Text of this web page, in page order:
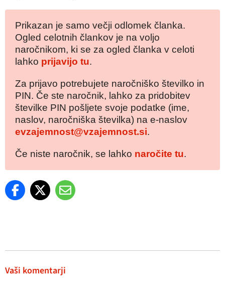
Prikazan je samo večji odlomek članka.
Ogled celotnih člankov je na voljo
naročnikom, ki se za ogled članka v celoti
lahko prijavijo tu.
Za prijavo potrebujete naročniško številko in
PIN. Če ste naročnik, lahko za pridobitev
številke PIN pošljete svoje podatke (ime,
naslov, naročniška številka) na e-naslov
evzajemnost@vzajemnost.si.
Če niste naročnik, se lahko naročite tu.
Vaši komentarji